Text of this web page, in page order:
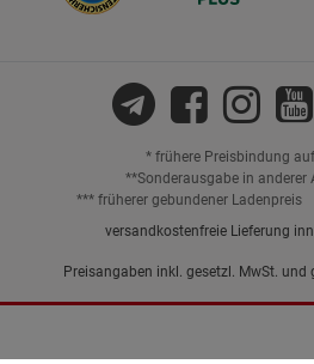
* frühere Preisbindung
**Sonderausgabe in anderer
*** früherer gebundener Ladenpreis
versandkostenfreie Lieferung
Preisangaben inkl. gesetzl. MwSt. und